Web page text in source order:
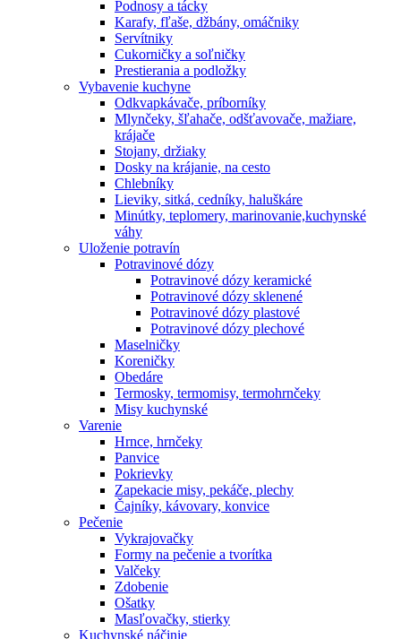
Podnosy a tácky
Karafy, fľaše, džbány, omáčniky
Servítniky
Cukorničky a soľničky
Prestierania a podložky
Vybavenie kuchyne
Odkvapkávače, príborníky
Mlynčeky, šľahače, odšťavovače, mažiare,
krájače
Stojany, držiaky
Dosky na krájanie, na cesto
Chlebníky
Lieviky, sitká, cedníky, haluškáre
Minútky, teplomery, marinovanie,kuchynské
váhy
Uloženie potravín
Potravinové dózy
Potravinové dózy keramické
Potravinové dózy sklenené
Potravinové dózy plastové
Potravinové dózy plechové
Maselničky
Koreničky
Obedáre
Termosky, termomisy, termohrnčeky
Misy kuchynské
Varenie
Hrnce, hrnčeky
Panvice
Pokrievky
Zapekacie misy, pekáče, plechy
Čajníky, kávovary, konvice
Pečenie
Vykrajovačky
Formy na pečenie a tvorítka
Valčeky
Zdobenie
Ošatky
Masľovačky, stierky
Kuchynské náčinie